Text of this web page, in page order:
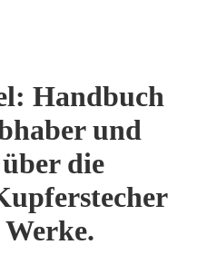
Handbuch
und
die